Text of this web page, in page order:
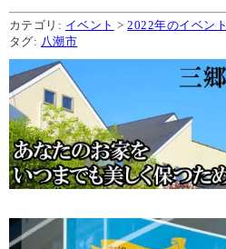
カテゴリ: イベント >2022年のイベント
タグ: 八潮市